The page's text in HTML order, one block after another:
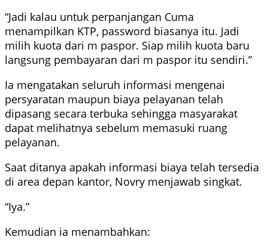
“Jadi kalau untuk perpanjangan Cuma
menampilkan KTP, password biasanya itu. Jadi
milih kuota dari m paspor. Siap milih kuota baru
langsung pembayaran dari m paspor itu sendiri.”
Ia mengatakan seluruh informasi mengenai
persyaratan maupun biaya pelayanan telah
dipasang secara terbuka sehingga masyarakat
dapat melihatnya sebelum memasuki ruang
pelayanan.
Saat ditanya apakah informasi biaya telah tersedia
di area depan kantor, Novry menjawab singkat.
“Iya.”
Kemudian ia menambahkan: